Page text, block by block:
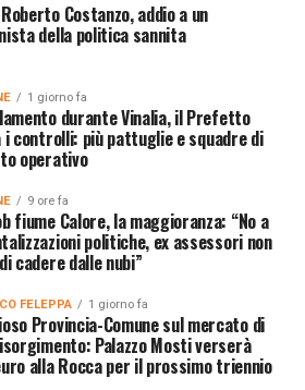
Costanzo, addio a un
della politica sannita
1 giorno fa
durante Vinalia, il Prefetto
controlli: più pattuglie e squadre di
operativo
9 ore fa
fiume Calore, la maggioranza: “No a
politiche, ex assessori non
cadere dalle nubi”
FELEPPA 1 giorno fa
Provincia-Comune sul mercato di
Palazzo Mosti verserà
alla Rocca per il prossimo triennio